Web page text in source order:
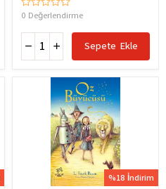
0 Değerlendirme
Sepete Ekle
%18 İndirim